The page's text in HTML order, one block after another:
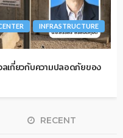
INFRASTRUCTURE
ลเกี่ยวกับความปลอดภัยของ
RECENT